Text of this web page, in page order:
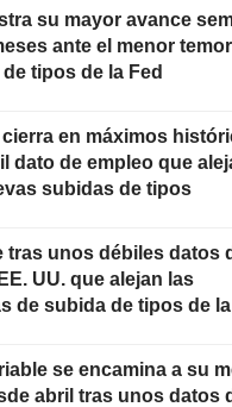
su mayor avance
ante el menor
tipos de la Fed
cierra en máximos
dato de empleo que
subidas de tipos
tras unos débiles datos
UU. que alejan las
de subida de tipos de la
se encamina a su
abril tras unos datos